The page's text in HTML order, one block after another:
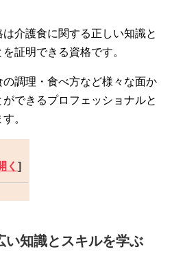
介護食に関する正しい知識と
証明できる資格です。
調理・食べ方など様々な面か
できるプロフェッショナルと
。
く ]
い知識とスキルを学ぶ